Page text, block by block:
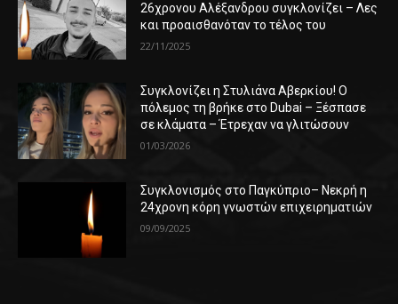
26χρονου Αλέξανδρου συγκλονίζει – Λες
και προαισθανόταν το τέλος του
22/11/2025
Συγκλονίζει η Στυλιάνα Αβερκίου! Ο
πόλεμος τη βρήκε στο Dubai – Ξέσπασε
σε κλάματα – Έτρεχαν να γλιτώσουν
01/03/2026
Συγκλονισμός στο Παγκύπριο– Νεκρή η
24χρονη κόρη γνωστών επιχειρηματιών
09/09/2025